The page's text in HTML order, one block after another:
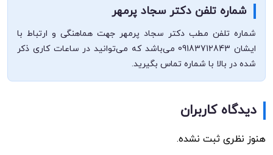
شماره تلفن دکتر سجاد پرمهر
شماره تلفن مطب دکتر سجاد پرمهر جهت هماهنگی و ارتباط با
ایشان 09183712843 می‌باشد که می‌توانید در ساعات کاری ذکر
شده در بالا با شماره تماس بگیرید.
دیدگاه کاربران
هنوز نظری ثبت نشده.